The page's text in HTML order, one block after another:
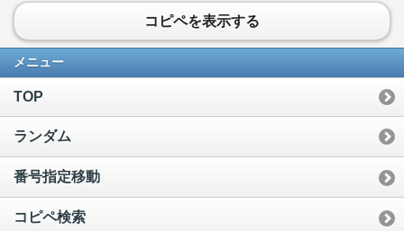
コピペを表示する
メニュー
TOP
ランダム
番号指定移動
コピペ検索